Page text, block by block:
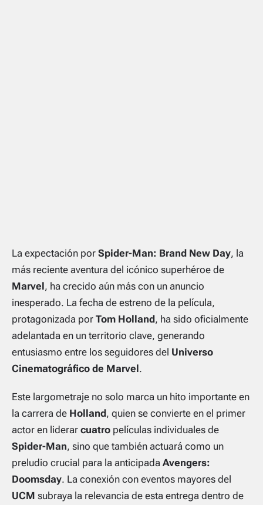
La expectación por Spider-Man: Brand New Day, la
más reciente aventura del icónico superhéroe de
Marvel, ha crecido aún más con un anuncio
inesperado. La fecha de estreno de la película,
protagonizada por Tom Holland, ha sido oficialmente
adelantada en un territorio clave, generando
entusiasmo entre los seguidores del Universo
Cinematográfico de Marvel.
Este largometraje no solo marca un hito importante en
la carrera de Holland, quien se convierte en el primer
actor en liderar cuatro películas individuales de
Spider-Man, sino que también actuará como un
preludio crucial para la anticipada Avengers:
Doomsday. La conexión con eventos mayores del
UCM subraya la relevancia de esta entrega dentro de